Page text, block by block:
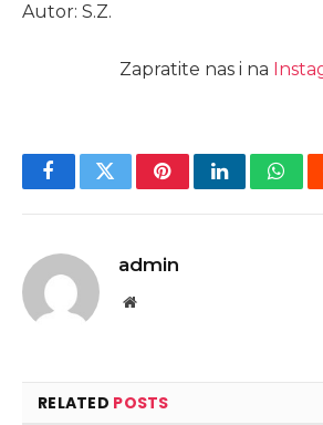
Autor: S.Z.
Zapratite nas i na
FacebookTwitterPinterestLinkedIn
admin
Website
RELATED POSTS